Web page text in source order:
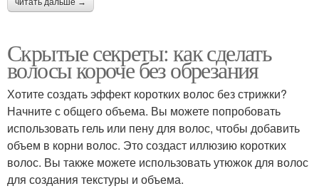
Скрытые секреты: как сделать
волосы короче без обрезания
Хотите создать эффект коротких волос без стрижки?
Начните с общего объема. Вы можете попробовать
использовать гель или пену для волос, чтобы добавить
объем в корни волос. Это создаст иллюзию коротких
волос. Вы также можете использовать утюжок для волос
для создания текстуры и объема.